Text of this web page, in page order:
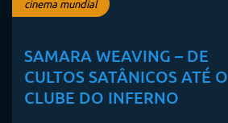
cinema mundial
SAMARA WEAVING – DE
CULTOS SATÂNICOS ATÉ O
CLUBE DO INFERNO